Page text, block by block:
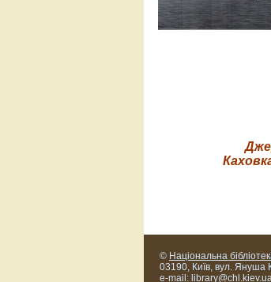
© Національна
03190, Київ, вул. Януша
e-mail: